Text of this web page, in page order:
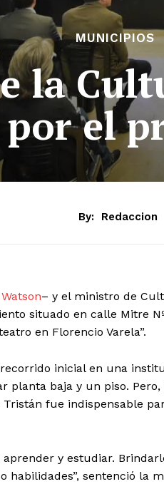
MUNICIPIOS
la
el
By: Redaccion
– y el ministro de
situado en calle Mitre
en Florencio Varela”.
inicial en una
planta baja y un piso.
Tristán fue indispensable
y estudiar.
habilidades”, sentenció la